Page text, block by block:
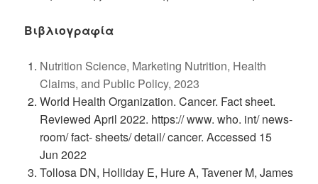
Βιβλιογραφία
Nutrition Science, Marketing Nutrition, Health
Claims, and Public Policy, 2023
World Health Organization. Cancer. Fact sheet.
Reviewed April 2022. https:// www. who. int/ news-
room/ fact- sheets/ detail/ cancer. Accessed 15
Jun 2022
Tollosa DN, Holliday E, Hure A, Tavener M, James